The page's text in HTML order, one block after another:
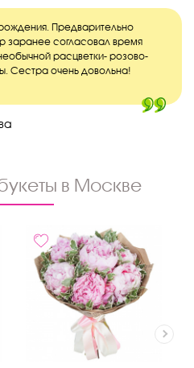
Предварительно
заранее согласовал время
расцветки- розово-
Сестра очень довольна!
в Москве